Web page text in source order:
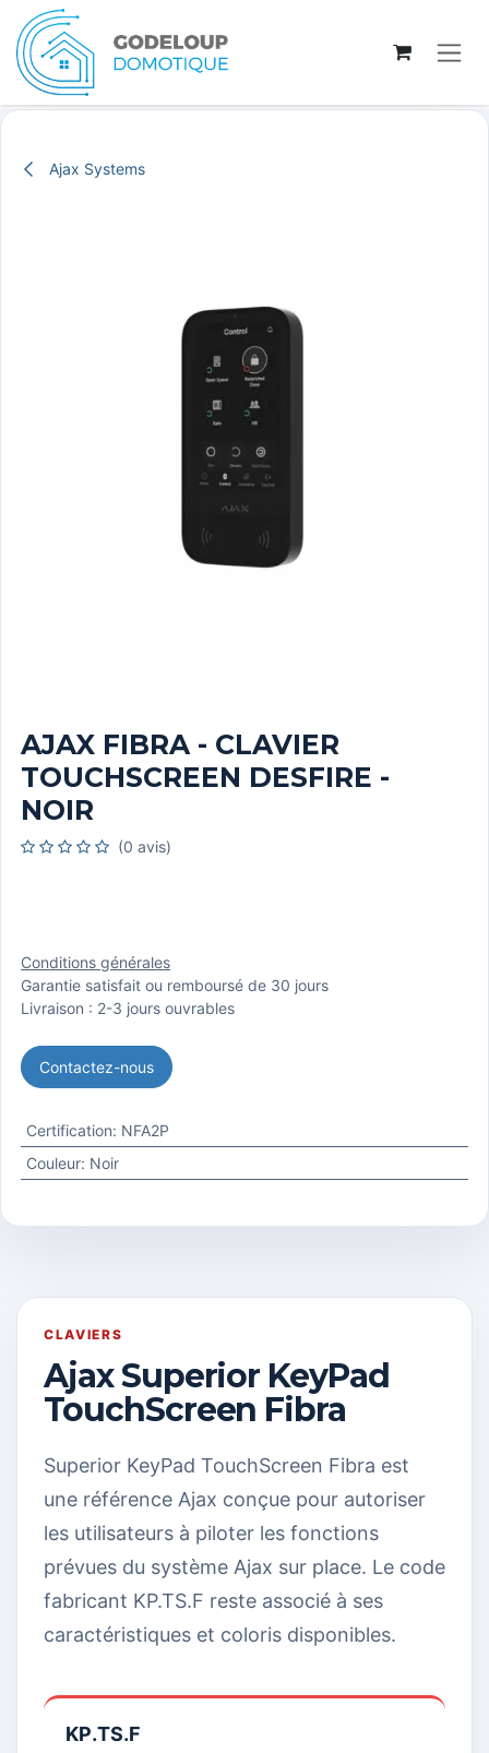
Se rendre au contenu
Ajax Systems
AJAX FIBRA - CLAVIER
TOUCHSCREEN DESFIRE -
NOIR
(0 avis)
Conditions générales
Garantie satisfait ou remboursé de 30 jours
Livraison : 2-3 jours ouvrables
Contactez-nous
Certification: NFA2P
Couleur: Noir
CLAVIERS
Ajax Superior KeyPad
TouchScreen Fibra
Superior KeyPad TouchScreen Fibra est
une référence Ajax conçue pour autoriser
les utilisateurs à piloter les fonctions
prévues du système Ajax sur place. Le code
fabricant KP.TS.F reste associé à ses
caractéristiques et coloris disponibles.
KP.TS.F